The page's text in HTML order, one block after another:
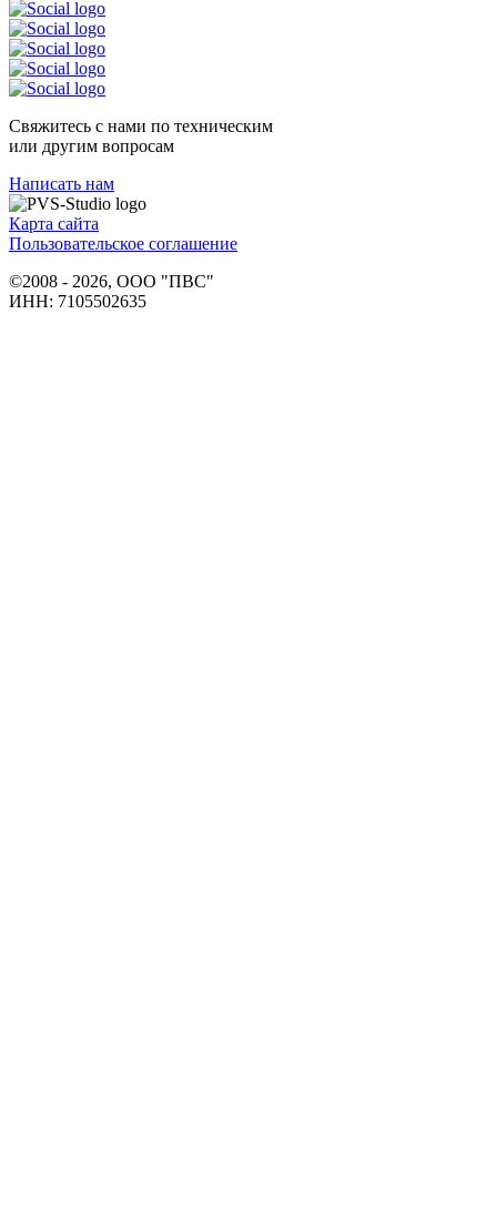
Свяжитесь с нами по техническим
или другим вопросам
Написать нам
Карта сайта
Пользовательское соглашение
©2008 - 2026, ООО "ПВС"
ИНН: 7105502635